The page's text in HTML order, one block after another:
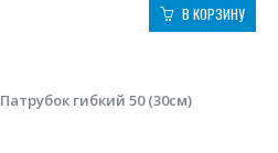
В КОРЗИНУ
Патрубок гибкий 50 (30см)